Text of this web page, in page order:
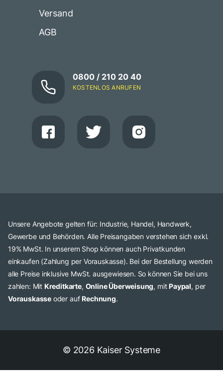
Versand
AGB
0800 / 210 20 40
KOSTENLOS ANRUFEN
Unsere Angebote gelten für: Industrie, Handel, Handwerk,
Gewerbe und Behörden. Alle Preisangaben verstehen sich exkl.
19% MwSt. In unserem Shop können auch Privatkunden
einkaufen (Zahlung per Vorauskasse). Bei der Bestellung werden
alle Preise inklusive MwSt. ausgewiesen. So können Sie bei uns
zahlen: Mit Kreditkarte, Online Überweisung, mit Paypal, per
Vorauskasse oder auf Rechnung.
© 2026 Kaiser Systeme